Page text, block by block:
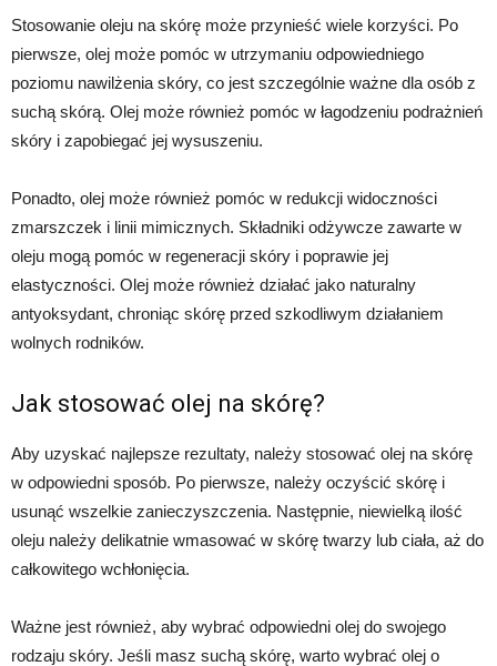
Stosowanie oleju na skórę może przynieść wiele korzyści. Po
pierwsze, olej może pomóc w utrzymaniu odpowiedniego
poziomu nawilżenia skóry, co jest szczególnie ważne dla osób z
suchą skórą. Olej może również pomóc w łagodzeniu podrażnień
skóry i zapobiegać jej wysuszeniu.
Ponadto, olej może również pomóc w redukcji widoczności
zmarszczek i linii mimicznych. Składniki odżywcze zawarte w
oleju mogą pomóc w regeneracji skóry i poprawie jej
elastyczności. Olej może również działać jako naturalny
antyoksydant, chroniąc skórę przed szkodliwym działaniem
wolnych rodników.
Jak stosować olej na skórę?
Aby uzyskać najlepsze rezultaty, należy stosować olej na skórę
w odpowiedni sposób. Po pierwsze, należy oczyścić skórę i
usunąć wszelkie zanieczyszczenia. Następnie, niewielką ilość
oleju należy delikatnie wmasować w skórę twarzy lub ciała, aż do
całkowitego wchłonięcia.
Ważne jest również, aby wybrać odpowiedni olej do swojego
rodzaju skóry. Jeśli masz suchą skórę, warto wybrać olej o